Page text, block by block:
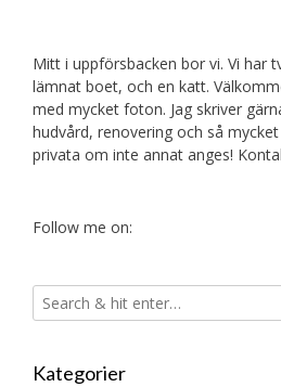
Mitt i uppförsbacken bor vi. Vi har
lämnat boet, och en katt.
med mycket foton. Jag skriver
hudvård, renovering och så
privata om inte annat anges!
Follow me on:
Kategorier